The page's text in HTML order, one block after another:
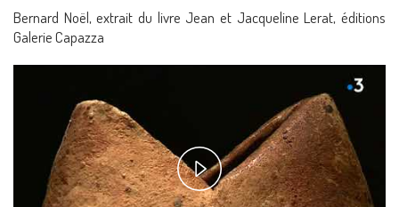
Bernard Noël, extrait du livre Jean et Jacqueline Lerat, éditions
Galerie Capazza
Play
Video